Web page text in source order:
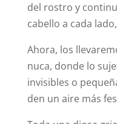
del rostro y
cabello a cada
Ahora, los
nuca, donde lo
invisibles o
den un aire más